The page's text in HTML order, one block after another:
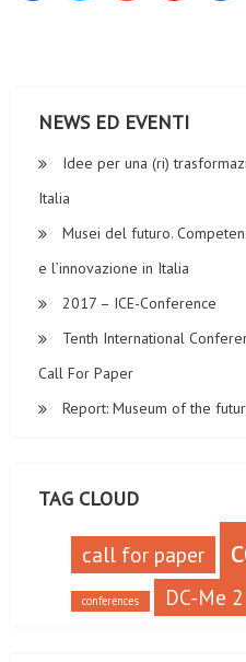
NEWS ED EVENTI
Idee per una (ri)
Italia
Musei del futuro.
e l’innovazione in Italia
2017 – ICE-Conference
Tenth International
Call For Paper
Report: Museum of the
TAG CLOUD
call for paper
conferences DC-Me 2